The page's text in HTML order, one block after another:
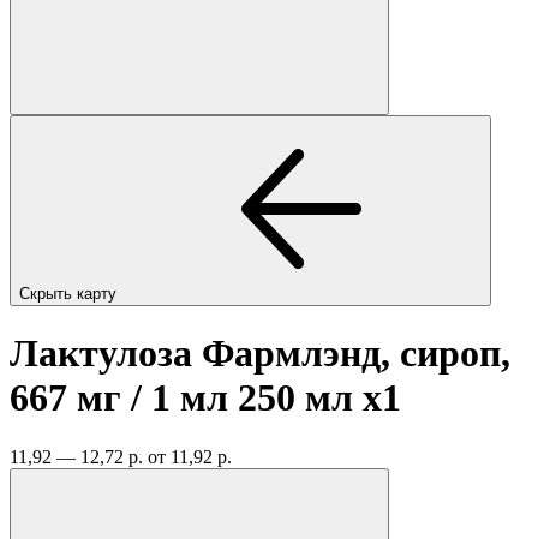
Скрыть карту
Лактулоза Фармлэнд, сироп,
667 мг / 1 мл 250 мл x1
11,92 — 12,72 р. от 11,92 р.